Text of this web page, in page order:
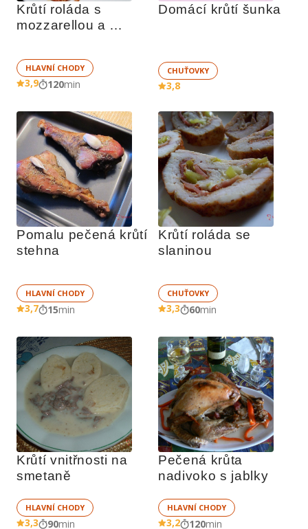
Krůtí roláda s
mozzarellou a
HLAVNÍ CHODY
3,9 120min
Domácí krůtí šunka
CHUŤOVKY
3,8
Pomalu pečená krůtí
stehna
HLAVNÍ CHODY
3,7 15min
Krůtí roláda se
slaninou
CHUŤOVKY
3,3 60min
Krůtí vnitřnosti na
smetaně
HLAVNÍ CHODY
3,3 90min
Pečená krůta
nadivoko s jablky
HLAVNÍ CHODY
3,2 120min